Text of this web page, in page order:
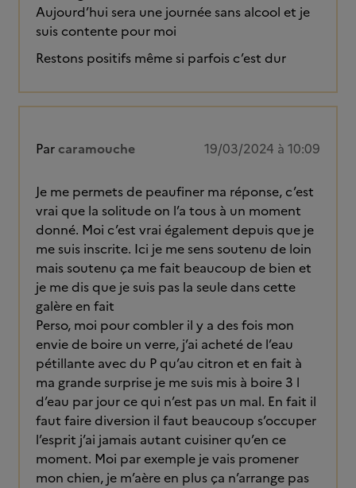
Aujourd’hui sera une journée sans alcool et je
suis contente pour moi
Restons positifs même si parfois c’est dur
Par caramouche 19/03/2024 à 10:09
Je me permets de peaufiner ma réponse, c’est
vrai que la solitude on l’a tous à un moment
donné. Moi c’est vrai également depuis que je
me suis inscrite. Ici je me sens soutenu de loin
mais soutenu ça me fait beaucoup de bien et
je me dis que je suis pas la seule dans cette
galère en fait
Perso, moi pour combler il y a des fois mon
envie de boire un verre, j’ai acheté de l’eau
pétillante avec du P qu’au citron et en fait à
ma grande surprise je me suis mis à boire 3 l
d’eau par jour ce qui n’est pas un mal. En fait il
faut faire diversion il faut beaucoup s’occuper
l’esprit j’ai jamais autant cuisiner qu’en ce
moment. Moi par exemple je vais promener
mon chien, je m’aère en plus ça n’arrange pas